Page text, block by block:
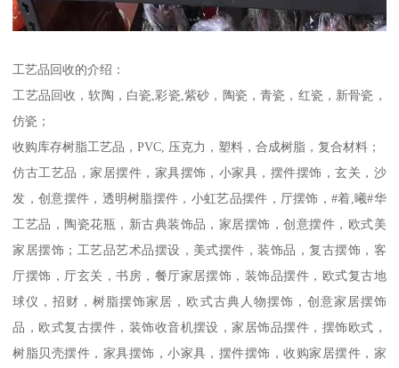
工艺品回收的介绍：
工艺品回收，软陶，白瓷,彩瓷,紫砂，陶瓷，青瓷，红瓷，新骨瓷，
仿瓷；
收购库存树脂工艺品，PVC, 压克力，塑料，合成树脂，复合材料；
仿古工艺品，家居摆件，家具摆饰，小家具，摆件摆饰，玄关，沙
发，创意摆件，透明树脂摆件，小虹艺品摆件，厅摆饰，#着,曦#华
工艺品，陶瓷花瓶，新古典装饰品，家居摆饰，创意摆件，欧式美
家居摆饰；工艺品艺术品摆设，美式摆件，装饰品，复古摆饰，客
厅摆饰，厅玄关，书房，餐厅家居摆饰，装饰品摆件，欧式复古地
球仪，招财，树脂摆饰家居，欧式古典人物摆饰，创意家居摆饰
品，欧式复古摆件，装饰收音机摆设，家居饰品摆件，摆饰欧式，
树脂贝壳摆件，家具摆饰，小家具，摆件摆饰，收购家居摆件，家